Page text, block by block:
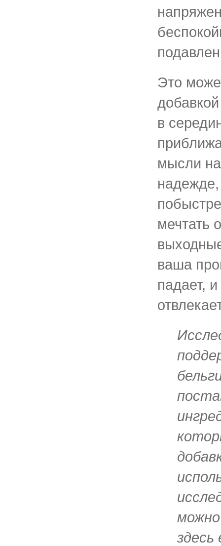
Это
в
мысли
надежде,
мечтать
ваша
падает,